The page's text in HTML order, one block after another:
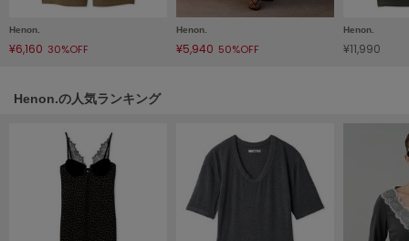
made of Organics
MICHU COQUETTE
MIESROHE
miies miim
ミーエスミーム
Henon.
¥6,160 30%OFF
Henon.
¥5,940 50%OFF
Henon.
¥11,990
Henon.の人気ランキング